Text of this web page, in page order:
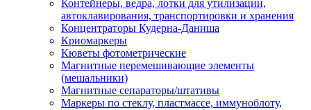
Контейнеры, ведра, лотки для утилизации,
автоклавирования, транспортировки и хранения
Концентраторы Кудерна-Даниша
Криомаркеры
Кюветы фотометрические
Магнитные перемешивающие элементы
(мешальники)
Магнитные сепараторы/штативы
Маркеры по стеклу, пластмассе, иммуноблоту,